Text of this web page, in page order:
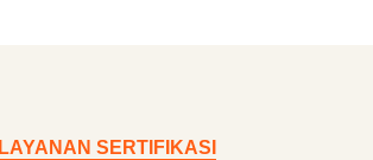
LAYANAN SERTIFIKASI